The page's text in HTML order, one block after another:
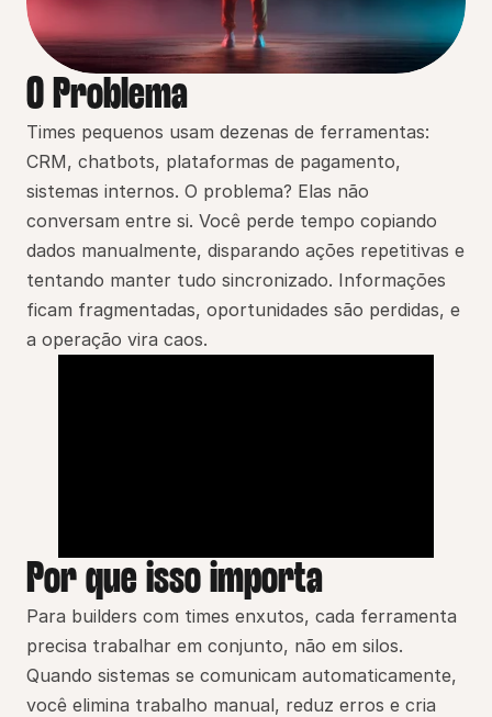
O Problema
Times pequenos usam dezenas de ferramentas:
CRM, chatbots, plataformas de pagamento,
sistemas internos. O problema? Elas não
conversam entre si. Você perde tempo copiando
dados manualmente, disparando ações repetitivas e
tentando manter tudo sincronizado. Informações
ficam fragmentadas, oportunidades são perdidas, e
a operação vira caos.
Por que isso importa
Para builders com times enxutos, cada ferramenta
precisa trabalhar em conjunto, não em silos.
Quando sistemas se comunicam automaticamente,
você elimina trabalho manual, reduz erros e cria